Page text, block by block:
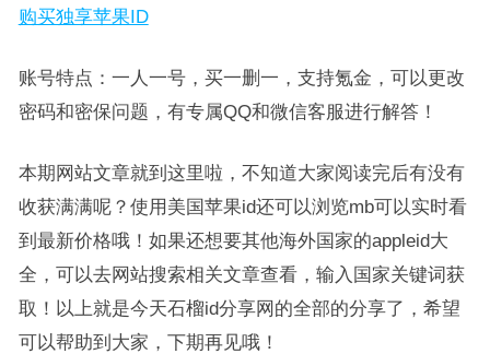
购买独享苹果ID
账号特点：一人一号，买一删一，支持氪金，可以更改
密码和密保问题，有专属QQ和微信客服进行解答！
本期网站文章就到这里啦，不知道大家阅读完后有没有
收获满满呢？使用美国苹果id还可以浏览mb可以实时看
到最新价格哦！如果还想要其他海外国家的appleid大
全，可以去网站搜索相关文章查看，输入国家关键词获
取！以上就是今天石榴id分享网的全部的分享了，希望
可以帮助到大家，下期再见哦！